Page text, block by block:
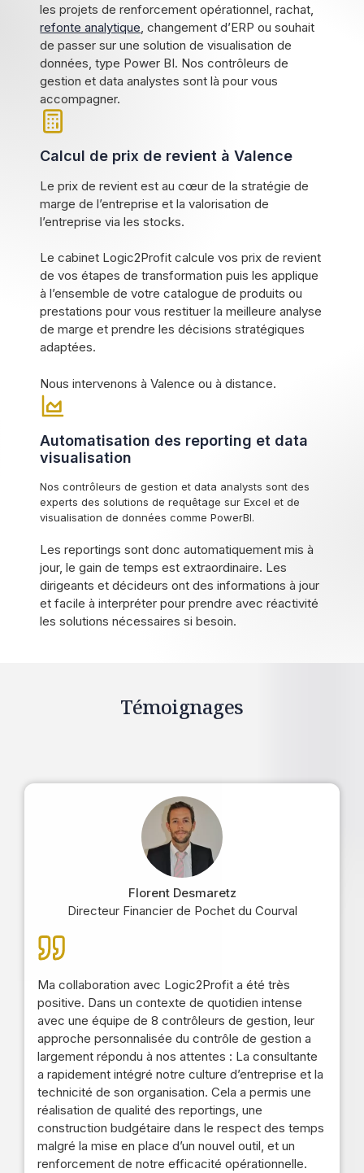
les projets de renforcement opérationnel, rachat,
refonte analytique , changement d’ERP ou souhait
de passer sur une solution de visualisation de
données, type Power BI. Nos contrôleurs de
gestion et data analystes sont là pour vous
accompagner.
Calcul de prix de revient à Valence
Le prix de revient est au cœur de la stratégie de
marge de l’entreprise et la valorisation de
l’entreprise via les stocks.
Le cabinet Logic2Profit calcule vos prix de revient
de vos étapes de transformation puis les applique
à l’ensemble de votre catalogue de produits ou
prestations pour vous restituer la meilleure analyse
de marge et prendre les décisions stratégiques
adaptées.
Nous intervenons à Valence ou à distance.
Automatisation des reporting et data
visualisation
Nos contrôleurs de gestion et data analysts sont des
experts des solutions de requêtage sur Excel et de
visualisation de données comme PowerBI.
Les reportings sont donc automatiquement mis à
jour, le gain de temps est extraordinaire. Les
dirigeants et décideurs ont des informations à jour
et facile à interpréter pour prendre avec réactivité
les solutions nécessaires si besoin.
Témoignages
Florent Desmaretz
Directeur Financier de Pochet du Courval
Ma collaboration avec Logic2Profit a été très
positive. Dans un contexte de quotidien intense
avec une équipe de 8 contrôleurs de gestion, leur
approche personnalisée du contrôle de gestion a
largement répondu à nos attentes : La consultante
a rapidement intégré notre culture d’entreprise et la
technicité de son organisation. Cela a permis une
réalisation de qualité des reportings, une
construction budgétaire dans le respect des temps
malgré la mise en place d’un nouvel outil, et un
renforcement de notre efficacité opérationnelle.